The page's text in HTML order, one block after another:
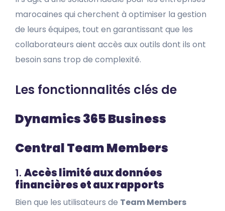
marocaines qui cherchent à optimiser la gestion
de leurs équipes, tout en garantissant que les
collaborateurs aient accès aux outils dont ils ont
besoin sans trop de complexité.
Les fonctionnalités clés de
Dynamics 365 Business
Central Team Members
1. Accès limité aux données
financières et aux rapports
Bien que les utilisateurs de Team Members